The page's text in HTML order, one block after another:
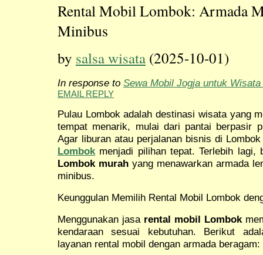
Rental Mobil Lombok: Armada
Minibus
by salsa wisata (2025-10-01)
In response to Sewa Mobil Jogja untuk
EMAIL REPLY
Pulau Lombok adalah destinasi wisata yang
tempat menarik, mulai dari pantai berpasir
Agar liburan atau perjalanan bisnis di
Lombok menjadi pilihan tepat. Terlebih
Lombok murahyang menawarkan armada
minibus.
Keunggulan Memilih Rental Mobil Lombok
Menggunakan jasa rental mobil Lombok
kendaraan sesuai kebutuhan. Berikut
layanan rental mobil dengan armada beragam: